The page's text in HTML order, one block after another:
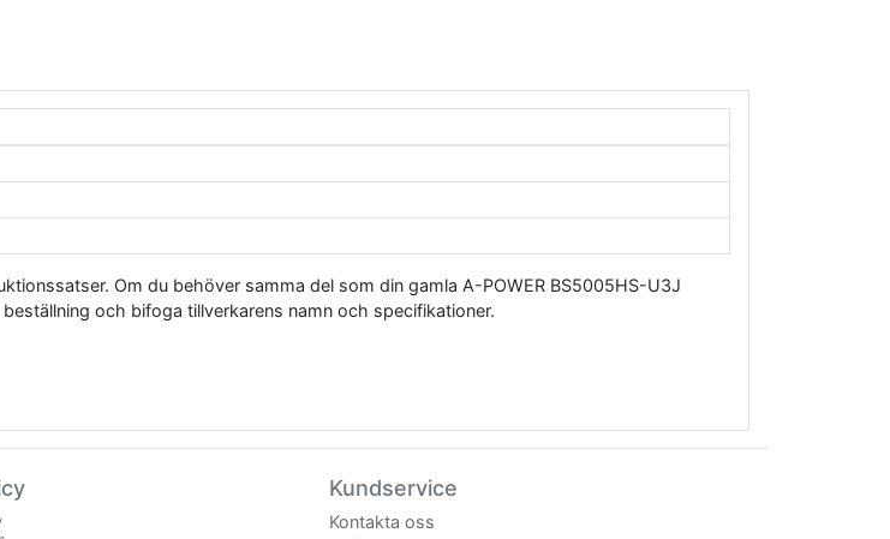
Om du behöver samma del som din gamla A-POWER BS5005HS-U3J
och bifoga tillverkarens namn och specifikationer.
Kundservice
Kontakta oss